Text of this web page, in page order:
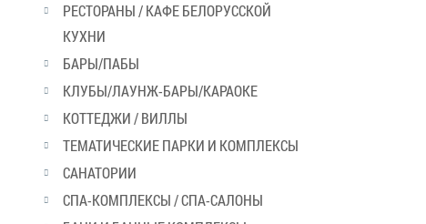
РЕСТОРАНЫ / КАФЕ БЕЛОРУССКОЙ
КУХНИ
БАРЫ/ПАБЫ
КЛУБЫ/ЛАУНЖ-БАРЫ/КАРАОКЕ
КОТТЕДЖИ / ВИЛЛЫ
ТЕМАТИЧЕСКИЕ ПАРКИ И КОМПЛЕКСЫ
САНАТОРИИ
СПА-КОМПЛЕКСЫ / СПА-САЛОНЫ